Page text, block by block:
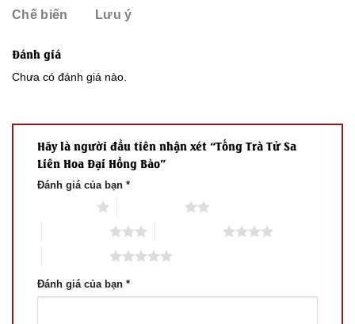
Chế biến Lưu ý
Đánh giá
Chưa có đánh giá nào.
Hãy là người đầu tiên nhận xét “Tống Trà Tử Sa
Liên Hoa Đại Hồng Bào”
Đánh giá của bạn *
Đánh giá của bạn *